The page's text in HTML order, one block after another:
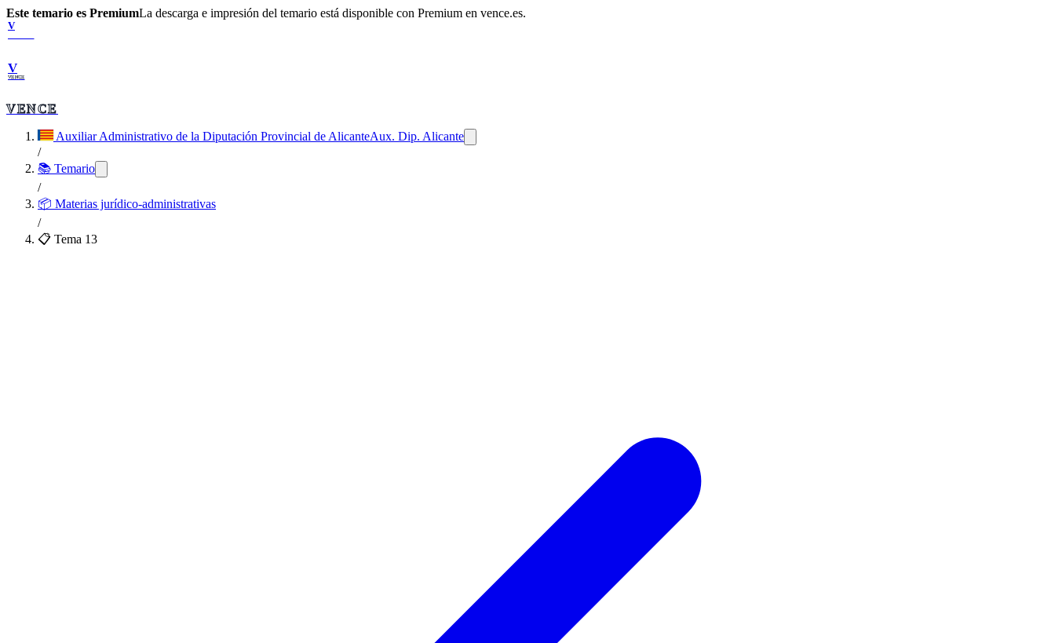
Este temario es PremiumLa descarga e impresión del temario está disponible con Premium en vence.es.
V
V
VENCE
VENCE
Auxiliar Administrativo de la Diputación Provincial de AlicanteAux. Dip. Alicante
/
📚 Temario
/
📦 Materias jurídico-administrativas
/
📋 Tema 13